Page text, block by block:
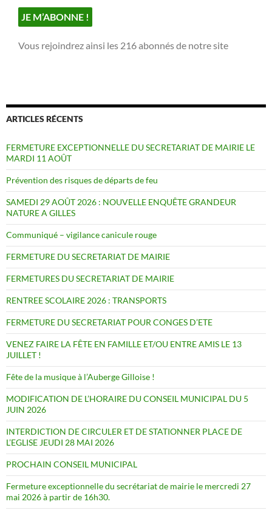
Vous rejoindrez ainsi les 216 abonnés de notre site
ARTICLES RÉCENTS
FERMETURE EXCEPTIONNELLE DU SECRETARIAT DE MAIRIE LE
MARDI 11 AOÛT
Prévention des risques de départs de feu
SAMEDI 29 AOÛT 2026 : NOUVELLE ENQUÊTE GRANDEUR
NATURE A GILLES
Communiqué – vigilance canicule rouge
FERMETURE DU SECRETARIAT DE MAIRIE
FERMETURES DU SECRETARIAT DE MAIRIE
RENTREE SCOLAIRE 2026 : TRANSPORTS
FERMETURE DU SECRETARIAT POUR CONGES D’ETE
VENEZ FAIRE LA FÊTE EN FAMILLE ET/OU ENTRE AMIS LE 13
JUILLET !
Fête de la musique à l’Auberge Gilloise !
MODIFICATION DE L’HORAIRE DU CONSEIL MUNICIPAL DU 5
JUIN 2026
INTERDICTION DE CIRCULER ET DE STATIONNER PLACE DE
L’EGLISE JEUDI 28 MAI 2026
PROCHAIN CONSEIL MUNICIPAL
Fermeture exceptionnelle du secrétariat de mairie le mercredi 27
mai 2026 à partir de 16h30.